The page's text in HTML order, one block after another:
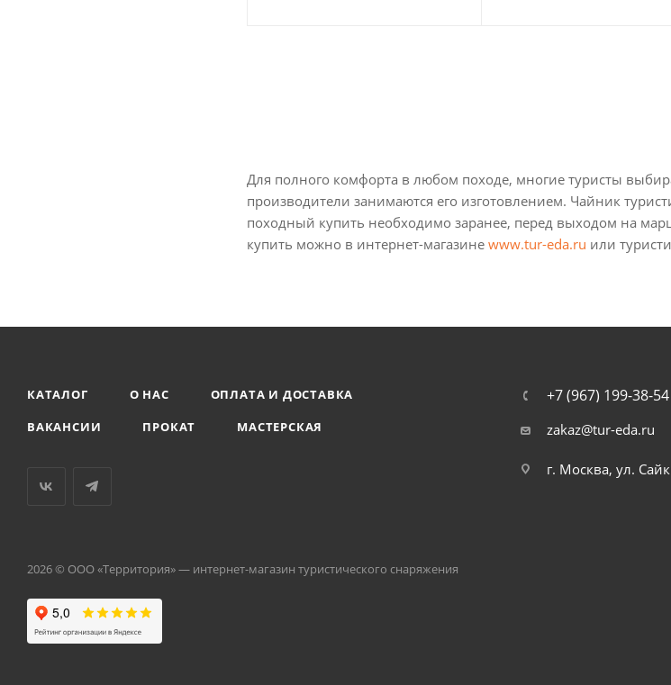
Для полного комфорта в любом походе, многие туристы
производители занимаются его изготовлением. Чайник
походный купить необходимо заранее, перед выходом на
купить можно в интернет-магазине www.tur-eda.ru или
КАТАЛОГ О НАС
ОПЛАТА И ДОСТАВКА
ВАКАНСИИ
ПРОКАТ МАСТЕРСКАЯ
+7 (967) 199-38-54
zakaz@tur-eda.ru
г. Москва, ул.
2026 © ООО «Территория» — интернет-магазин туристического снаряжения